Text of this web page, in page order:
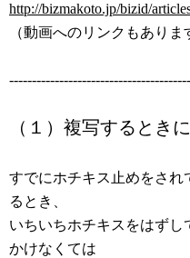
http://bizmakoto.jp/bizid/
（動画へのリンクもありま
（１）複写するとき
すでにホチキス止めをされ
るとき、
いちいちホチキスをはず
かけなくては